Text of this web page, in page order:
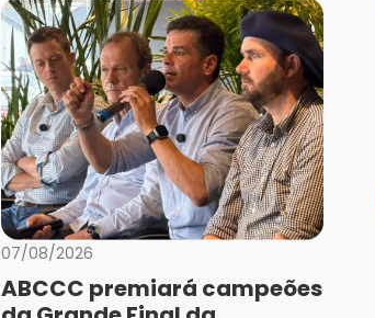
07/08/2026
ABCCC premiará campeões